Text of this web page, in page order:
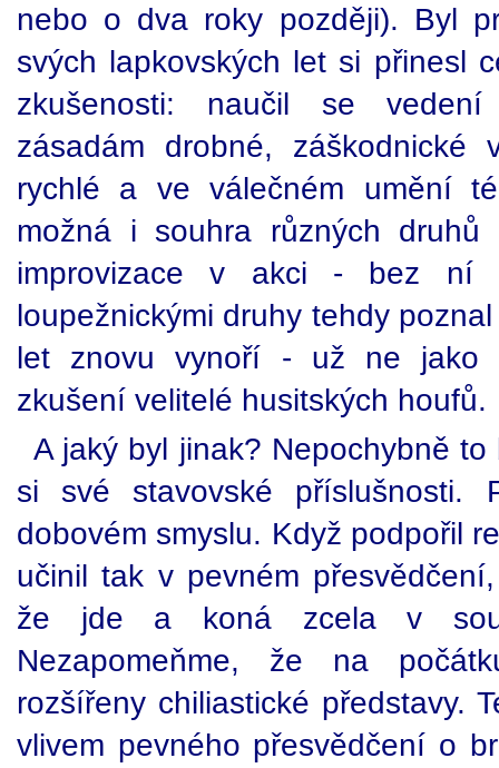
nebo o dva roky později). Byl
svých lapkovských let si přinesl
zkušenosti: naučil se vedení
zásadám drobné, záškodnické
rychlé a ve válečném umění
možná i souhra různých
improvizace v akci - bez ní
loupežnickými druhy tehdy
let znovu vynoří - už ne jako
zkušení velitelé husitských houfů.
A jaký byl jinak? Nepochybně
si své stavovské příslušnosti.
dobovém smyslu. Když podpořil
učinil tak v pevném
že jde a koná zcela v
Nezapomeňme, že na
rozšířeny chiliastické představy.
vlivem pevného přesvědčení o